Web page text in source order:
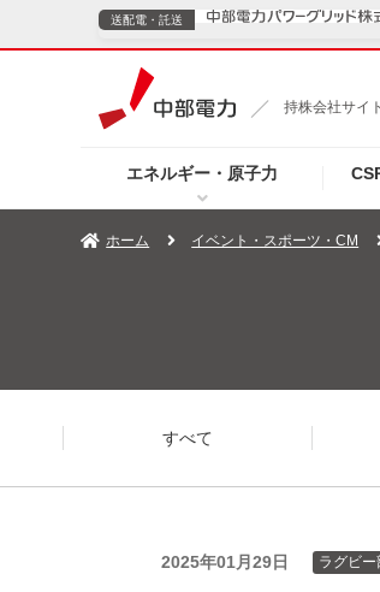
持株会社サイト
エネルギー・原子力
送配電・託送
TOPページへ
よくあるご質問
電気・
TOPページへ
プレスリリース （新しいウィンド
お知らせ
ホーム イベント・スポーツ・CM
すべて
2025年01月29日 ラグビー